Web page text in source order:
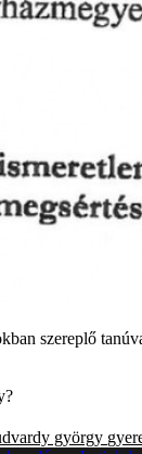
szereplő
györgy